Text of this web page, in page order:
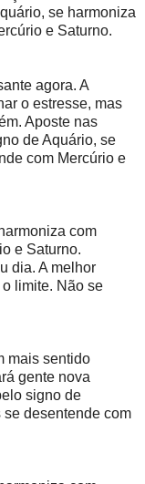
se harmoniza
e Saturno.
agora. A
o estresse, mas
Aposte nas
de Aquário, se
com Mercúrio e
com
e Saturno.
dia. A melhor
limite. Não se
mais sentido
gente nova
signo de
desentende com